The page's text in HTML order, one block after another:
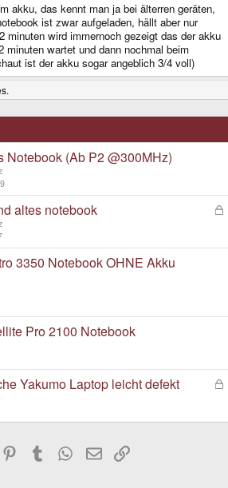
akku, das kennt man ja bei älterren geräten,
ist zwar aufgeladen, hällt aber nur
minuten wird immernoch gezeigt das der akku
minuten wartet und dann nochmal beim
ist der akku sogar angeblich 3/4 voll)
Notebook (Ab P2 @300MHz)
L
k
altes notebook
3350 Notebook OHNE Akku
Pro 2100 Notebook
L
k
Yakumo Laptop leicht defekt
PinterestTumblr WhatsApp
EmailLink